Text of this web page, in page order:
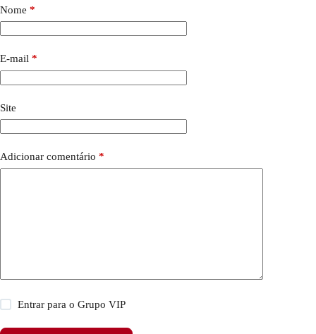
Nome *
E-mail *
Site
Adicionar comentário *
Entrar para o Grupo VIP